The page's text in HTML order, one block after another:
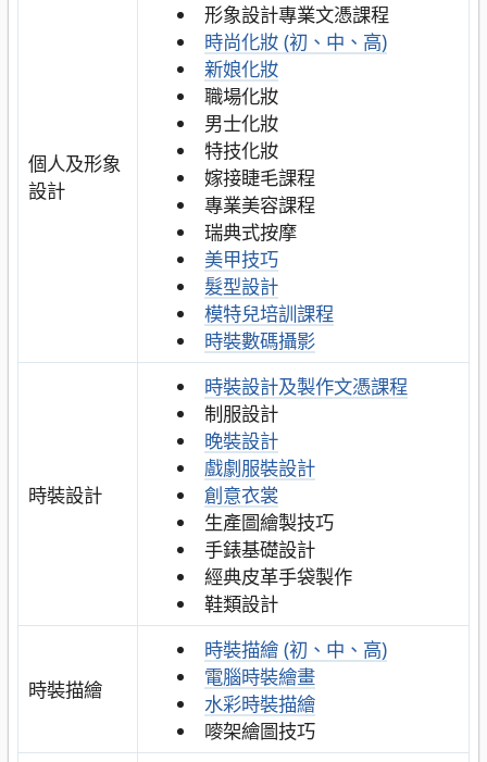
個人及形象
設計
形象設計專業文憑課程
時尚化妝 (初、中、高)
新娘化妝
職場化妝
男士化妝
特技化妝
嫁接睫毛課程
專業美容課程
瑞典式按摩
美甲技巧
髮型設計
模特兒培訓課程
時裝數碼攝影
時裝設計
時裝設計及製作文憑課程
制服設計
晚裝設計
戲劇服裝設計
創意衣裳
生產圖繪製技巧
手錶基礎設計
經典皮革手袋製作
鞋類設計
時裝描繪
時裝描繪 (初、中、高)
電腦時裝繪畫
水彩時裝描繪
嘜架繪圖技巧